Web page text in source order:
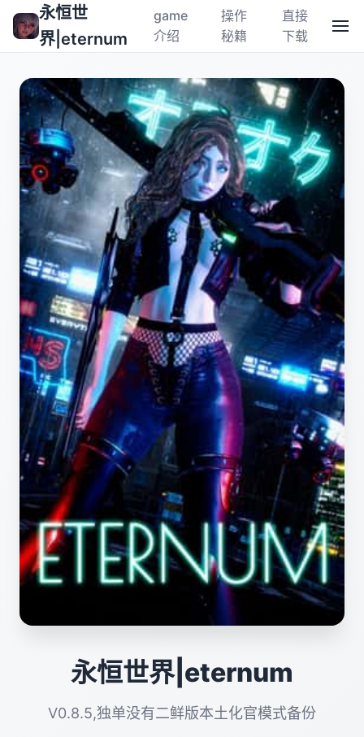
永恒世
界|eternum
game
介绍
操作
秘籍
直接
下载
永恒世界|eternum
V0.8.5,独单没有二鲜版本土化官模式备份